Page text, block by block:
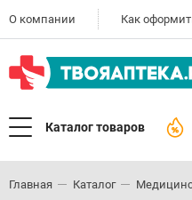
О компании Как
Каталог товаров
Главная Каталог